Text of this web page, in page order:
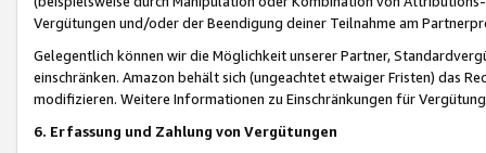
Vergütungen und/oder der Beendigung deiner Teilnahme am
Gelegentlich können wir die Möglichkeit unserer Partner,
einschränken. Amazon behält sich (ungeachtet etwaiger Fristen) das
modifizieren. Weitere Informationen zu Einschränkungen für
6. Erfassung und Zahlung von Vergütungen